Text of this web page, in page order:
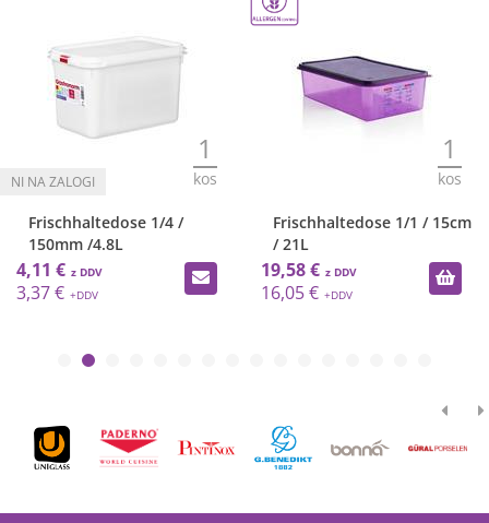
1
kos
Frischhaltedose 1/4 /
150mm /4.8L
4,11 €
3,37 €
1
kos
Frischhaltedose 1/1 / 15cm
/ 21L
19,58 €
16,05 €